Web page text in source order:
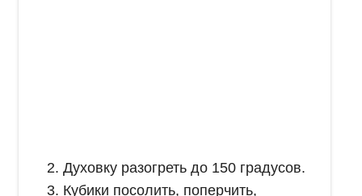
Духовку разогреть до 150 градусов.
Кубики посолить, поперчить,